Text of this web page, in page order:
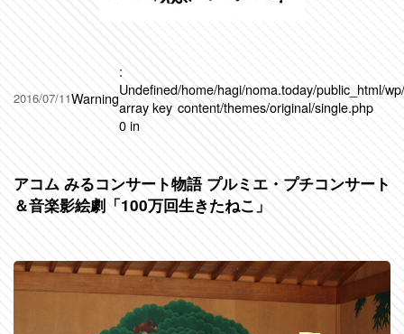
2016/07/11Warning
:
Undefined
array key
0 in
/home/hagi/noma.today/public_html/
content/themes/original/single.php
アコム みるコンサート物語 プルミエ・プチコンサート
＆音楽影絵劇「100万回生きたねこ」